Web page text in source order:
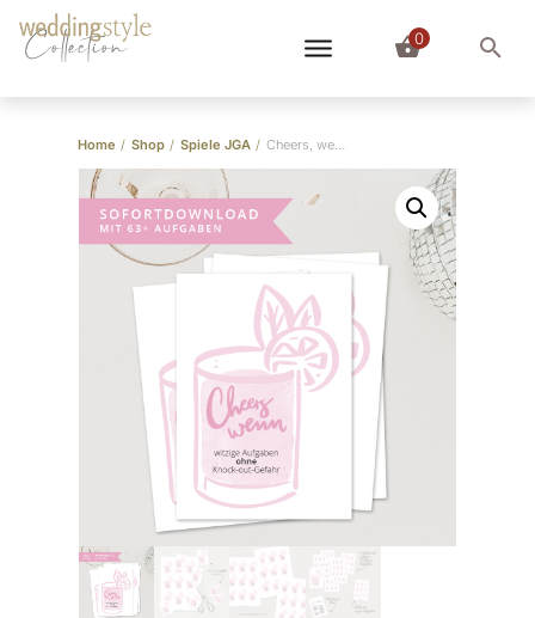
Collection 0
Home / Shop / Spiele JGA / Cheers, wenn … witziges JGA-Anstoß-Spiel